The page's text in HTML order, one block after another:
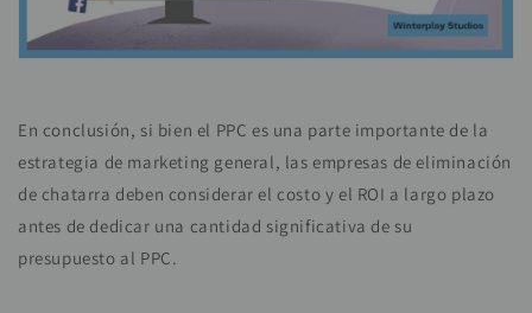
En conclusión, si bien el PPC es una parte importante de la
estrategia de marketing general, las empresas de eliminación
de chatarra deben considerar el costo y el ROI a largo plazo
antes de dedicar una cantidad significativa de su
presupuesto al PPC.